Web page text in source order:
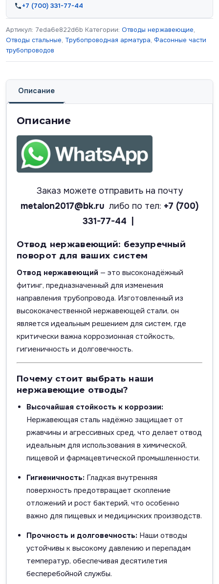
+7 (700) 331-77-44
Артикул: 7eda6e822d6b Категории: Отводы нержавеющие,
Отводы стальные, Трубопроводная арматура, Фасонные части
трубопроводов
Описание
Описание
Заказ можете отправить на почту
metalon2017@bk.ru либо по тел: +7 (700)
331-77-44 |
Отвод нержавеющий: безупречный
поворот для ваших систем
Отвод нержавеющий — это высоконадёжный
фитинг, предназначенный для изменения
направления трубопровода. Изготовленный из
высококачественной нержавеющей стали, он
является идеальным решением для систем, где
критически важна коррозионная стойкость,
гигиеничность и долговечность.
Почему стоит выбрать наши
нержавеющие отводы?
Высочайшая стойкость к коррозии:
Нержавеющая сталь надёжно защищает от
ржавчины и агрессивных сред, что делает отвод
идеальным для использования в химической,
пищевой и фармацевтической промышленности.
Гигиеничность: Гладкая внутренняя
поверхность предотвращает скопление
отложений и рост бактерий, что особенно
важно для пищевых и медицинских производств.
Прочность и долговечность: Наши отводы
устойчивы к высокому давлению и перепадам
температур, обеспечивая десятилетия
бесперебойной службы.